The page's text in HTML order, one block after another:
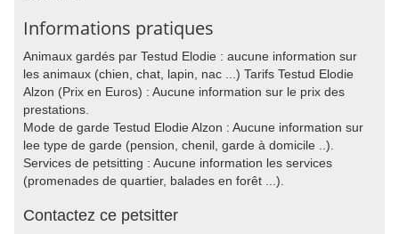
Informations pratiques
Animaux gardés par Testud Elodie : aucune information sur
les animaux (chien, chat, lapin, nac ...) Tarifs Testud Elodie
Alzon (Prix en Euros) : Aucune information sur le prix des
prestations.
Mode de garde Testud Elodie Alzon : Aucune information sur
lee type de garde (pension, chenil, garde à domicile ..).
Services de petsitting : Aucune information les services
(promenades de quartier, balades en forêt ...).
Contactez ce petsitter